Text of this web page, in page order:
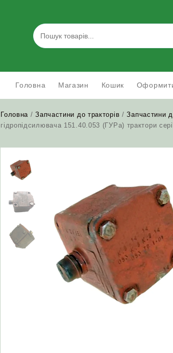
Головна Магазин Кошик
Головна /Запчастини до тракторів /Запчастини
гідропідсилювача 151.40.053 (ГУРа) трактори